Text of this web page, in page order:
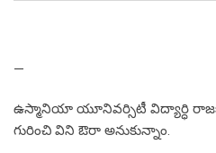
—
ఉస్మానియా యూనివర్సిటీ విద్యార్ధి
గురించి విని ఔరా అనుకున్నాం.